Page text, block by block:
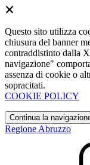
Questo sito utilizza
chiusura del banner
contraddistinto dalla
navigazione"
assenza di cookie o
sopracitati.
COOKIE POLICY
Continua la
Regione Abruzzo